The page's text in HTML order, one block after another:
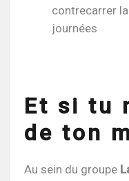
contrecarrer
journées
Et si tu
de ton
Au sein du groupe